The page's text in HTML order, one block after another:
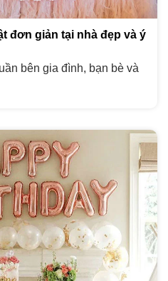
đơn giản tại nhà đẹp và ý
bên gia đình, bạn bè và